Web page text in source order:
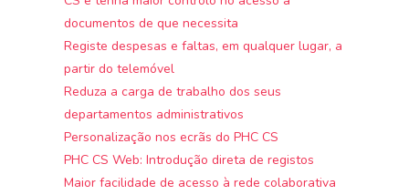
documentos de que necessita
Registe despesas e faltas, em qualquer lugar, a
partir do telemóvel
Reduza a carga de trabalho dos seus
departamentos administrativos
Personalização nos ecrãs do PHC CS
PHC CS Web: Introdução direta de registos
Maior facilidade de acesso à rede colaborativa